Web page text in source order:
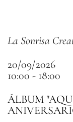
La Sonrisa
20/09/2026
10:00 - 18:00
ÁLBUM